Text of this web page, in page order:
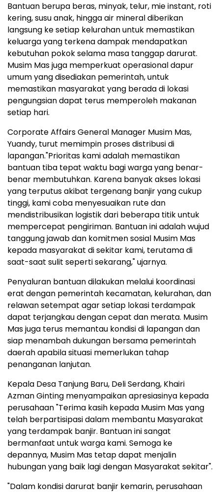
Bantuan berupa beras, minyak, telur, mie instant, roti
kering, susu anak, hingga air mineral diberikan
langsung ke setiap kelurahan untuk memastikan
keluarga yang terkena dampak mendapatkan
kebutuhan pokok selama masa tanggap darurat.
Musim Mas juga memperkuat operasional dapur
umum yang disediakan pemerintah, untuk
memastikan masyarakat yang berada di lokasi
pengungsian dapat terus memperoleh makanan
setiap hari.
Corporate Affairs General Manager Musim Mas,
Yuandy, turut memimpin proses distribusi di
lapangan."Prioritas kami adalah memastikan
bantuan tiba tepat waktu bagi warga yang benar-
benar membutuhkan. Karena banyak akses lokasi
yang terputus akibat tergenang banjir yang cukup
tinggi, kami coba menyesuaikan rute dan
mendistribusikan logistik dari beberapa titik untuk
mempercepat pengiriman. Bantuan ini adalah wujud
tanggung jawab dan komitmen sosial Musim Mas
kepada masyarakat di sekitar kami, terutama di
saat-saat sulit seperti sekarang," ujarnya.
Penyaluran bantuan dilakukan melalui koordinasi
erat dengan pemerintah kecamatan, kelurahan, dan
relawan setempat agar setiap lokasi terdampak
dapat terjangkau dengan cepat dan merata. Musim
Mas juga terus memantau kondisi di lapangan dan
siap menambah dukungan bersama pemerintah
daerah apabila situasi memerlukan tahap
penanganan lanjutan.
Kepala Desa Tanjung Baru, Deli Serdang, Khairi
Azman Ginting menyampaikan apresiasinya kepada
perusahaan "Terima kasih kepada Musim Mas yang
telah berpartisipasi dalam membantu Masyarakat
yang terdampak banjir. Bantuan ini sangat
bermanfaat untuk warga kami. Semoga ke
depannya, Musim Mas tetap dapat menjalin
hubungan yang baik lagi dengan Masyarakat sekitar".
"Dalam kondisi darurat banjir kemarin, perusahaan